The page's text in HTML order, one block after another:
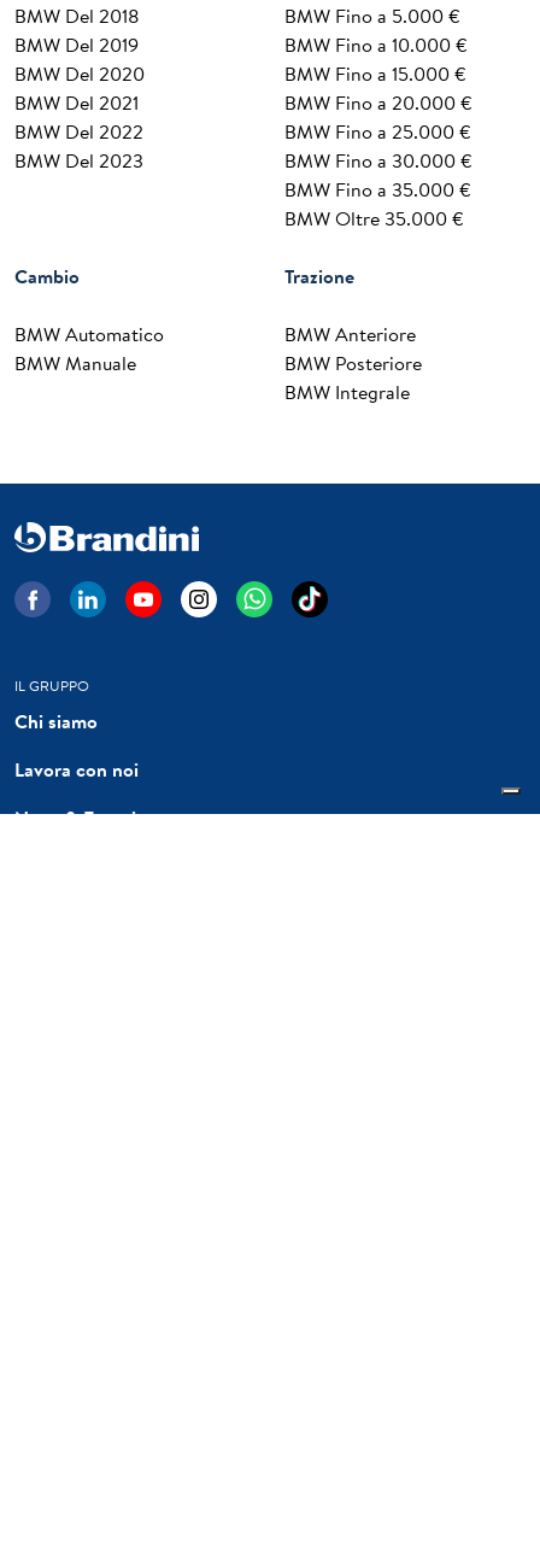
BMW Del 2018
BMW Del 2019
BMW Del 2020
BMW Del 2021
BMW Del 2022
BMW Del 2023
BMW Fino a 5.000 €
BMW Fino a 10.000 €
BMW Fino a 15.000 €
BMW Fino a 20.000 €
BMW Fino a 25.000 €
BMW Fino a 30.000 €
BMW Fino a 35.000 €
BMW Oltre 35.000 €
Cambio
BMW Automatico
BMW Manuale
Trazione
BMW Anteriore
BMW Posteriore
BMW Integrale
IL GRUPPO
Chi siamo
Lavora con noi
News & Eventi